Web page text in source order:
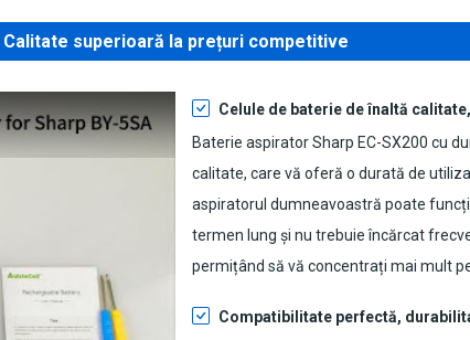
Calitate superioară la prețuri competitive
Celule de baterie de înaltă
Baterie aspirator Sharp EC-SX200 cu
calitate, care vă oferă o durată de
aspiratorul dumneavoastră poate
termen lung și nu trebuie încărcat
permițând să vă concentrați mai mult
Compatibilitate perfectă,